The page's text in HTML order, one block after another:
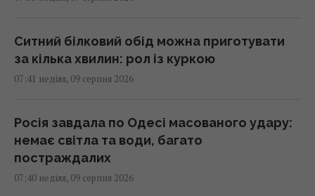
Ситний білковий обід можна приготувати
за кілька хвилин: рол із куркою
07:41 неділя, 09 серпня 2026
Росія завдала по Одесі масованого удару:
немає світла та води, багато
постраждалих
07:40 неділя, 09 серпня 2026